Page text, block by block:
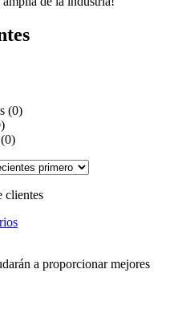
(0)
clientes
a proporcionar mejores